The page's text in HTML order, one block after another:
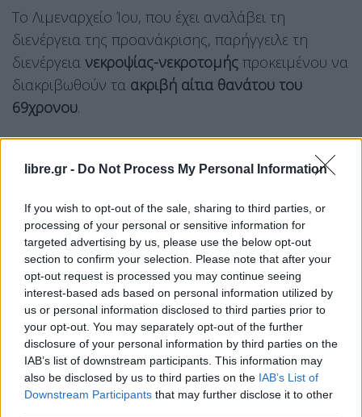
libre.gr - Do Not Process My Personal Information
If you wish to opt-out of the sale, sharing to third parties, or
processing of your personal or sensitive information for
targeted advertising by us, please use the below opt-out
section to confirm your selection. Please note that after your
opt-out request is processed you may continue seeing
interest-based ads based on personal information utilized by
us or personal information disclosed to third parties prior to
your opt-out. You may separately opt-out of the further
disclosure of your personal information by third parties on the
IAB’s list of downstream participants. This information may
also be disclosed by us to third parties on the IAB’s List of
Downstream Participants that may further disclose it to other
Το Λιμεναρχείο Ίου, που έχει αναλάβει τη
διενέργεια της προανάκρισης, παρήγγειλε τη
διενέργεια νεκροψίας-νεκροτομής προκειμένου να
διακριβωθούν τα ακριβή αίτια θανάτου του
69χρονου.